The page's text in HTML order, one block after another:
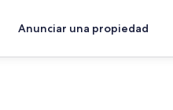
Anunciar una propiedad